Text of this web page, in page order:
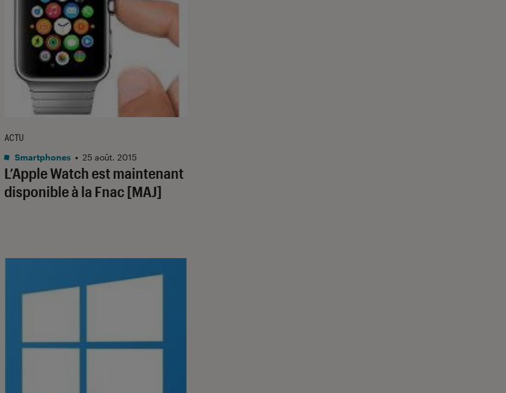
L’Apple Watch est maintenant
disponible à la Fnac [MAJ]
ACTU
Smartphones • 25 août. 2015